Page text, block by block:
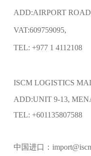
ADD:AIRPORT
VAT:609759095,
TEL: +977 1 4112108
ISCM LOGISTICS
ADD:UNIT 9-13,
TEL: +601135807588
中国进口：